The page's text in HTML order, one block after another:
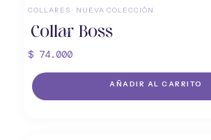
COLLARES · NUEVA COLECCIÓN
Collar Boss
$ 74.000
AÑADIR AL CARRITO